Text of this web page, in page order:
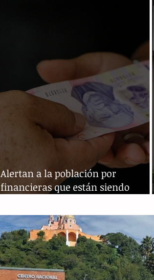
Alertan a la población por
financieras que están siendo